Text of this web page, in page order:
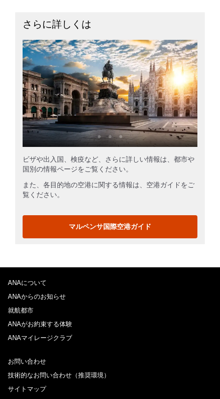
さらに詳しくは
ビザや出入国、検疫など、さらに詳しい情報は、都市や
国別の情報ページをご覧ください。
また、各目的地の空港に関する情報は、空港ガイドをご
覧ください。
マルペンサ国際空港ガイド
ANAについて
ANAからのお知らせ
就航都市
ANAがお約束する体験
ANAマイレージクラブ
お問い合わせ
技術的なお問い合わせ（推奨環境）
サイトマップ